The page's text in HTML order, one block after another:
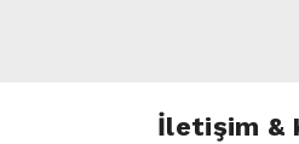
İletişim &